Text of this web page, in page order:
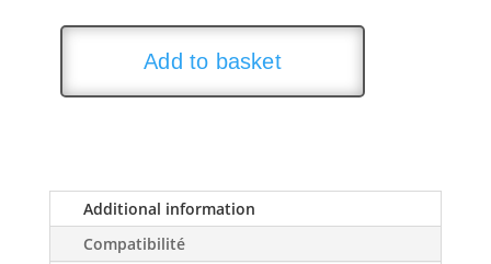
kit
ESCORT
air
flow
meter)
Add to basket
Additional information
Compatibilité